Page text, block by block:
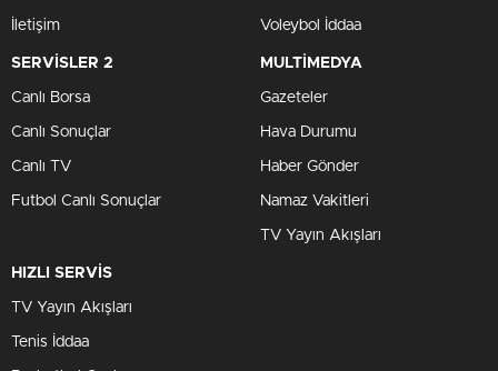
İletişim Voleybol İddaa
SERVİSLER 2
Canlı Borsa
Canlı Sonuçlar
Canlı TV
Futbol Canlı Sonuçlar
MULTİMEDYA
Gazeteler
Hava Durumu
Haber Gönder
Namaz Vakitleri
TV Yayın Akışları
HIZLI SERVİS
TV Yayın Akışları
Tenis İddaa